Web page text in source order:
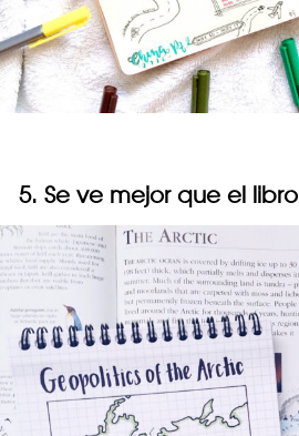
5. Se ve mejor que el libro